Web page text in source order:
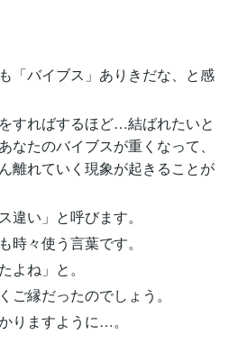
「バイブス」ありきだな、と感
すればするほど…結ばれたいと
なたのバイブスが重くなって、
離れていく現象が起きることが
違い」と呼びます。
時々使う言葉です。
よね」と。
ご縁だったのでしょう。
りますように…。